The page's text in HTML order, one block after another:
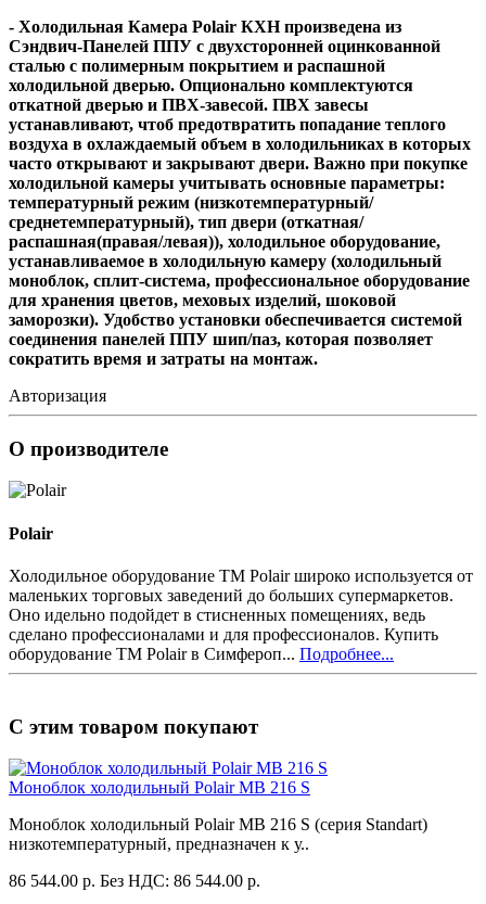
- Холодильная Камера Polair КХН произведена из
Сэндвич-Панелей ППУ с двухсторонней оцинкованной
сталью с полимерным покрытием и распашной
холодильной дверью. Опционально комплектуются
откатной дверью и ПВХ-завесой. ПВХ завесы
устанавливают, чтоб предотвратить попадание теплого
воздуха в охлаждаемый объем в холодильниках в которых
часто открывают и закрывают двери. Важно при покупке
холодильной камеры учитывать основные параметры:
температурный режим (низкотемпературный/
среднетемпературный), тип двери (откатная/
распашная(правая/левая)), холодильное оборудование,
устанавливаемое в холодильную камеру (холодильный
моноблок, сплит-система, профессиональное оборудование
для хранения цветов, меховых изделий, шоковой
заморозки). Удобство установки обеспечивается системой
соединения панелей ППУ шип/паз, которая позволяет
сократить время и затраты на монтаж.
Авторизация
О производителе
Polair
Холодильное оборудование ТМ Polair широко используется от
маленьких торговых заведений до больших супермаркетов.
Оно идельно подойдет в стисненных помещениях, ведь
сделано профессионалами и для профессионалов. Купить
оборудование ТМ Polair в Симфероп... Подробнее...
С этим товаром покупают
Моноблок холодильный Polair MB 216 S
Моноблок холодильный Polair MB 216 S (серия Standart)
низкотемпературный, предназначен к у..
86 544.00 р. Без НДС: 86 544.00 р.